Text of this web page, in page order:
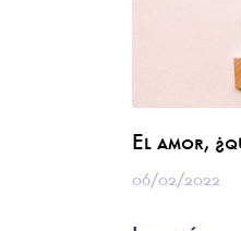
El amor,
06/02/2022